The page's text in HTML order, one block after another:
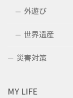
外遊び
世界遺産
災害対策
MY LIFE